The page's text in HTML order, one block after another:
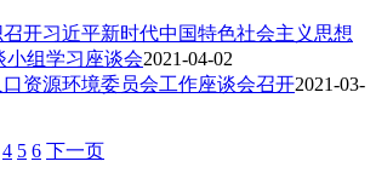
召开习近平新时代中国特色社会主义思想
小组学习座谈会2021-04-02
口资源环境委员会工作座谈会召开2021-03-
4 5 6 下一页